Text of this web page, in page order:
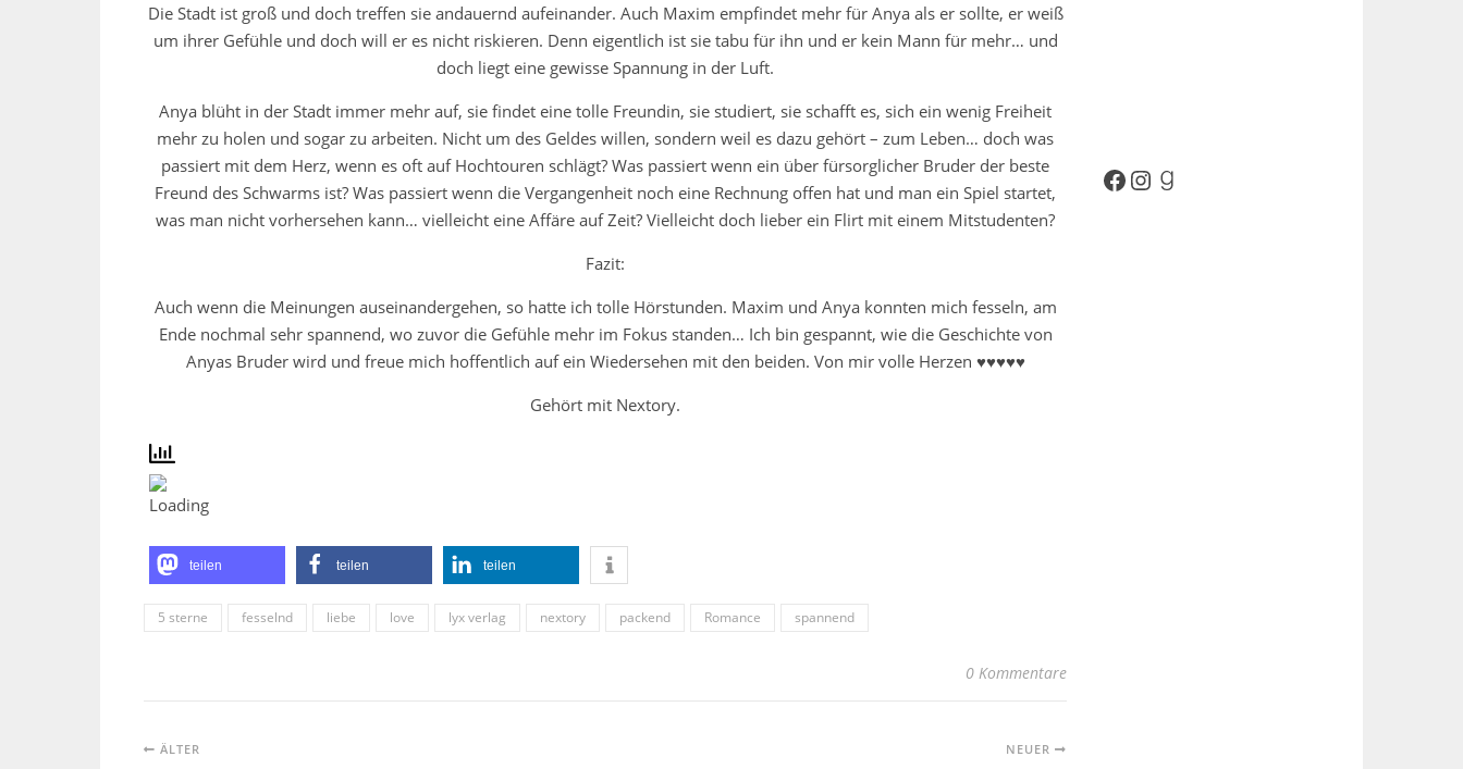
Die Stadt ist groß und doch treffen sie andauernd aufeinander. Auch Maxim empfindet mehr für Anya als er sollte, er weiß
um ihrer Gefühle und doch will er es nicht riskieren. Denn eigentlich ist sie tabu für ihn und er kein Mann für mehr… und
doch liegt eine gewisse Spannung in der Luft.
Anya blüht in der Stadt immer mehr auf, sie findet eine tolle Freundin, sie studiert, sie schafft es, sich ein wenig Freiheit
mehr zu holen und sogar zu arbeiten. Nicht um des Geldes willen, sondern weil es dazu gehört – zum Leben… doch was
passiert mit dem Herz, wenn es oft auf Hochtouren schlägt? Was passiert wenn ein über fürsorglicher Bruder der beste
Freund des Schwarms ist? Was passiert wenn die Vergangenheit noch eine Rechnung offen hat und man ein Spiel startet,
was man nicht vorhersehen kann… vielleicht eine Affäre auf Zeit? Vielleicht doch lieber ein Flirt mit einem Mitstudenten?
Fazit:
Auch wenn die Meinungen auseinandergehen, so hatte ich tolle Hörstunden. Maxim und Anya konnten mich fesseln, am
Ende nochmal sehr spannend, wo zuvor die Gefühle mehr im Fokus standen… Ich bin gespannt, wie die Geschichte von
Anyas Bruder wird und freue mich hoffentlich auf ein Wiedersehen mit den beiden. Von mir volle Herzen ♥♥♥♥♥
Gehört mit Nextory.
teilen teilen teilen
5 sterne fesselnd liebe love lyx verlag nextory packend Romance spannend
0 Kommentare
ÄLTER
NEUER
Facebook
Instagram
Goodreads